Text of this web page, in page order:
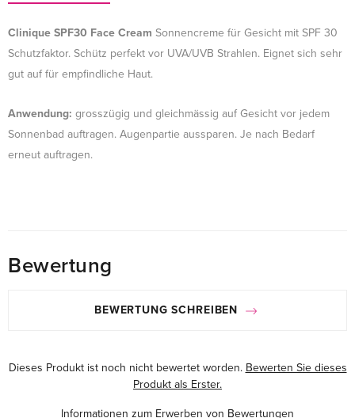
Clinique SPF30 Face Cream Sonnencreme für Gesicht mit SPF 30
Schutzfaktor. Schütz perfekt vor UVA/UVB Strahlen. Eignet sich sehr
gut auf für empfindliche Haut.
Anwendung: grosszügig und gleichmässig auf Gesicht vor jedem
Sonnenbad auftragen. Augenpartie aussparen. Je nach Bedarf
erneut auftragen.
Bewertung
BEWERTUNG SCHREIBEN
Dieses Produkt ist noch nicht bewertet worden. Bewerten Sie dieses
Produkt als Erster.
Informationen zum Erwerben von Bewertungen